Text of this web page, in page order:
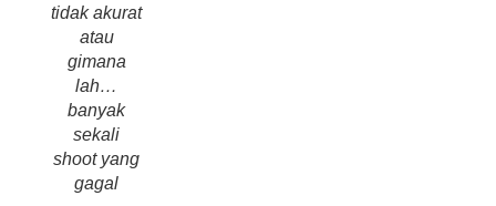
tidak akurat
atau
gimana
lah…
banyak
sekali
shoot yang
gagal